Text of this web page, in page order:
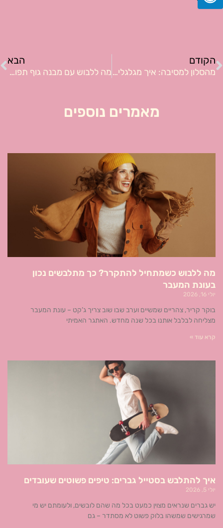
קודם
הקודם
מהסלון למסיבה: איך מגלגלים סיגריה בלי להסתבך?
הבא
מה ללבוש עם מבנה גוף תפוח: כך תדגישו את היתרונות ותאזנו את המראה
מאמרים נוספים
מה ללבוש כשמתחיל להתקרר? כך מתלבשים נכון
בעונת המעבר
יולי 16, 2026
בוקר קריר, צהריים שמשיים וערב שבו שוב צריך ג’קט – עונת המעבר
מצליחה לבלבל אותנו בכל שנה מחדש. האתגר האמיתי
קרא עוד »
איך להתלבש בסטייל גברים: טיפים פשוטים שעובדים
יולי 5, 2026
יש גברים שנראים מצוין כמעט בכל מה שהם לובשים, ולעומתם יש מי
שמרגישים שמשהו בלוק פשוט לא מסתדר – גם